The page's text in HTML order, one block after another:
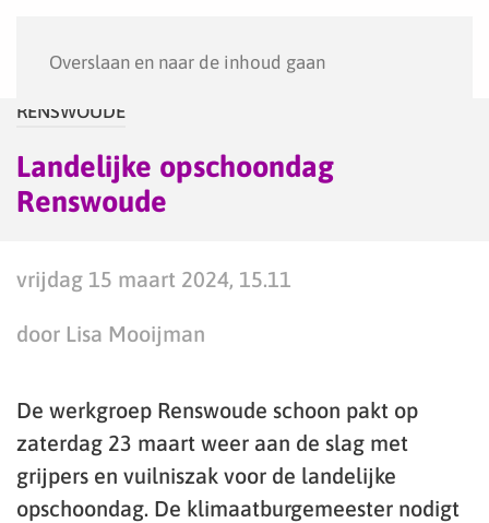
Overslaan en naar de inhoud gaan
RENSWOUDE
Landelijke opschoondag
Renswoude
vrijdag 15 maart 2024, 15.11
door Lisa Mooijman
De werkgroep Renswoude schoon pakt op
zaterdag 23 maart weer aan de slag met
grijpers en vuilniszak voor de landelijke
opschoondag. De klimaatburgemeester nodigt